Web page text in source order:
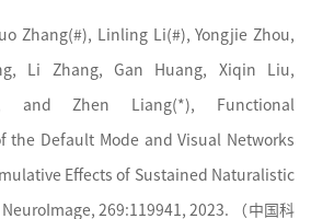
Zhang(#), Linling Li(#), Yongjie Zhou,
Li Zhang, Gan Huang, Xiqin Liu,
and Zhen Liang(*), Functional
the Default Mode and Visual Networks
Effects of Sustained Naturalistic
269:119941, 2023. （ 中国科